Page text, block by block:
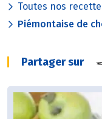
Toutes nos
Piémontaise de
Partager sur